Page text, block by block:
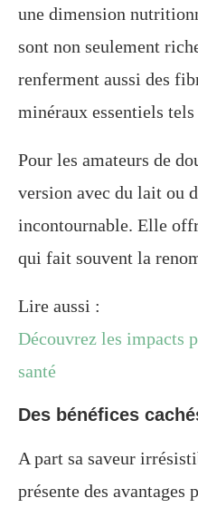
une dimension
sont non seulement
renferment aussi des
minéraux essentiels
Pour les amateurs de
version avec du lait ou
incontournable. Elle
qui fait souvent la
Lire aussi :
Découvrez les impacts
santé
Des bénéfices
A part sa saveur
présente des avantages